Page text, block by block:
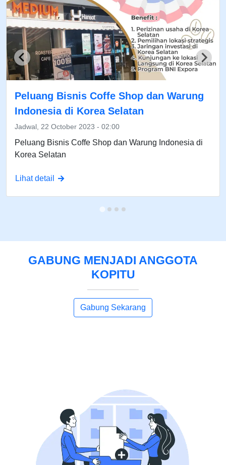
Peluang Bisnis Coffe Shop dan Warung
Indonesia di Korea Selatan
Jadwal, 22 October 2023 - 02:00
Peluang Bisnis Coffe Shop dan Warung Indonesia di
Korea Selatan
Lihat detail
GABUNG MENJADI ANGGOTA
KOPITU
Gabung Sekarang